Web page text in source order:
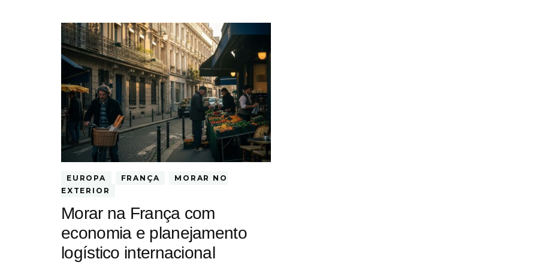
EUROPA FRANÇA
MORAR NO
EXTERIOR
Morar na França com
economia e planejamento
logístico internacional